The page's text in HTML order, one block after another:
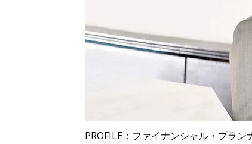
PROFILE：ファイナンシャル・プラ